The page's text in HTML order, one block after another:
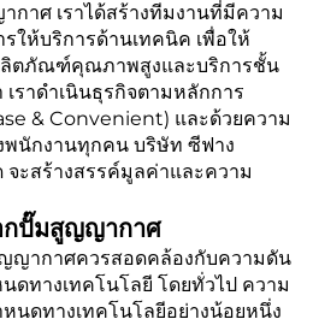
าศ เราได้สร้างทีมงานที่มีความ
ให้บริการด้านเทคนิค เพื่อให้
ลิตภัณฑ์คุณภาพสูงและบริการชั้น
เราดำเนินธุรกิจตามหลักการ
& Convenient) และด้วยความ
พนักงานทุกคน บริษัท ซีฟาง
ะสร้างสรรค์มูลค่าและความ
กปั๊มสูญญากาศ
ญากาศควรสอดคล้องกับความดัน
ดทางเทคโนโลยี โดยทั่วไป ความ
นดทางเทคโนโลยีอย่างน้อยหนึ่ง